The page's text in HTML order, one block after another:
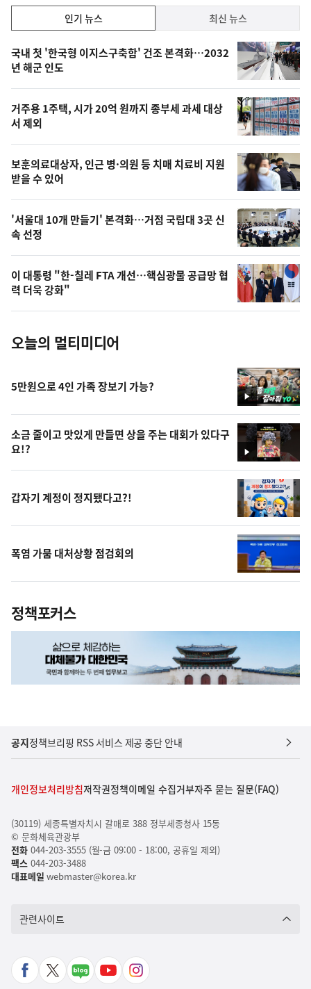
기,
최
신,
오
늘
의
영
상
오
늘
의
사
진
인기 뉴스 최신 뉴스
인
기
뉴
스
국내 첫 '한국형 이지스구축함' 건조 본격화…2032
년 해군 인도
거주용 1주택, 시가 20억 원까지 종부세 과세 대상
서 제외
보훈의료대상자, 인근 병·의원 등 치매 치료비 지원
받을 수 있어
'서울대 10개 만들기' 본격화…거점 국립대 3곳 신
속 선정
이 대통령 "한-칠레 FTA 개선…핵심광물 공급망 협
력 더욱 강화"
오늘의 멀티미디어
영
상
5만원으로 4인 가족 장보기 가능?
영
상
소금 줄이고 맛있게 만들면 상을 주는 대회가 있다구
요!?
갑자기 계정이 정지됐다고?!
폭염 가뭄 대처상황 점검회의
정책포커스
공지정책브리핑 RSS 서비스 제공 중단 안내
개인정보처리방침저작권정책이메일 수집거부자주 묻는 질문(FAQ)
(30119) 세종특별자치시 갈매로 388 정부세종청사 15동
© 문화체육관광부
전화044-203-3555 (월-금 09:00 - 18:00, 공휴일 제외)
팩스044-203-3488
대표메일 webmaster@korea.kr
관련사이트
페
X
네
유
인